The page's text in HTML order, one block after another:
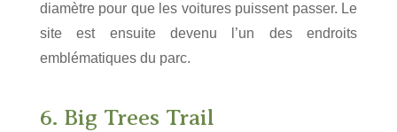
diamètre pour que les voitures puissent passer. Le
site est ensuite devenu l’un des endroits
emblématiques du parc.
6. Big Trees Trail